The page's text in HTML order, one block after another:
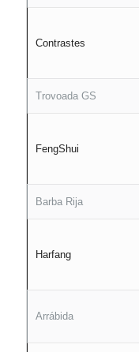
Contrastes
Trovoada GS
FengShui
Barba Rija
Harfang
Arrábida